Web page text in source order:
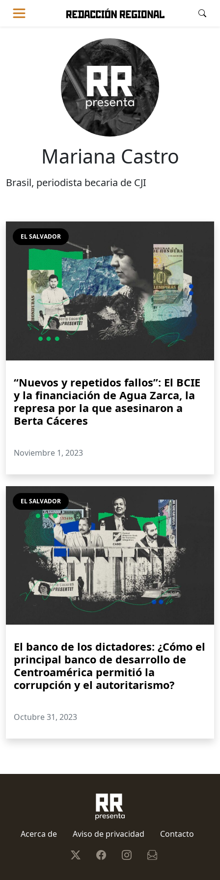
Mariana Castro
Brasil, periodista becaria de CJI
EL SALVADOR
“Nuevos y repetidos fallos”: El BCIE
y la financiación de Agua Zarca, la
represa por la que asesinaron a
Berta Cáceres
Noviembre 1, 2023
EL SALVADOR
El banco de los dictadores: ¿Cómo el
principal banco de desarrollo de
Centroamérica permitió la
corrupción y el autoritarismo?
Octubre 31, 2023
Acerca de Aviso de privacidad Contacto